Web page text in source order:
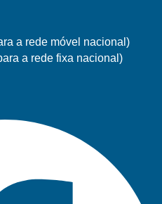
a rede móvel nacional)
a rede fixa nacional)